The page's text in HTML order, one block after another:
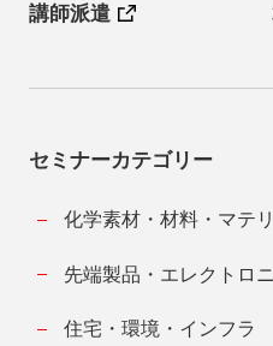
講師派遣
セミナーカテゴリー
化学素材・材料・マテ
先端製品・エレクトロ
住宅・環境・インフラ